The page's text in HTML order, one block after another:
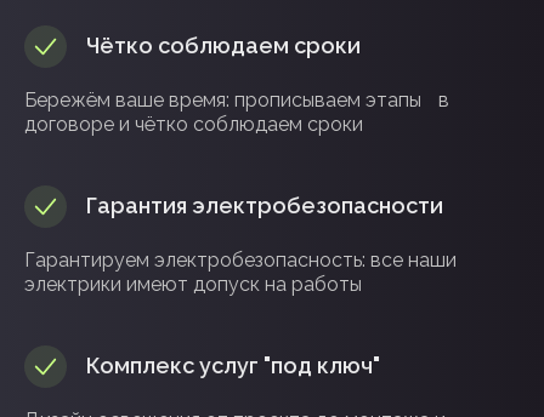
Чётко соблюдаем сроки
Бережём ваше время: прописываем этапы в
договоре и чётко соблюдаем сроки
Гарантия электробезопасности
Гарантируем электробезопасность: все наши
электрики имеют допуск на работы
Комплекс услуг "под ключ"